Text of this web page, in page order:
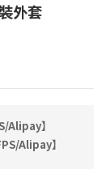
外套
Alipay】
Alipay】